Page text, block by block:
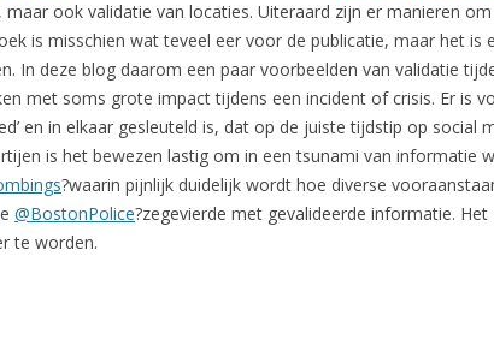
maar ook validatie van locaties. Uiteraard zijn er manieren
is misschien wat teveel eer voor de publicatie, maar het
In deze blog daarom een paar voorbeelden van validatie
met soms grote impact tijdens een incident of crisis. Er is
en in elkaar gesleuteld is, dat op de juiste tijdstip op social
is het bewezen lastig om in een tsunami van informatie
?waarin pijnlijk duidelijk wordt hoe diverse
@BostonPolice?zegevierde met gevalideerde informatie.
te worden.